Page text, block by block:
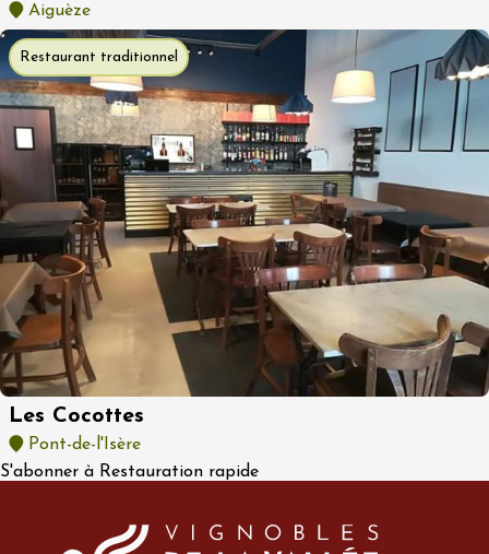
Aiguèze
Restaurant traditionnel
Les Cocottes
Pont-de-l'Isère
S'abonner à Restauration rapide